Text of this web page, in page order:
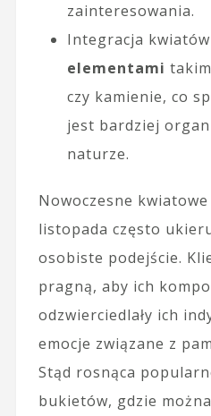
zainteresowania.
Integracja kwiatów
elementami
czy kamienie, co
jest bardziej
naturze.
Nowoczesne
listopada często
osobiste podejście.
pragną, aby ich
odzwierciedlały ich
emocje związane z
Stąd rosnąca
bukietów, gdzie